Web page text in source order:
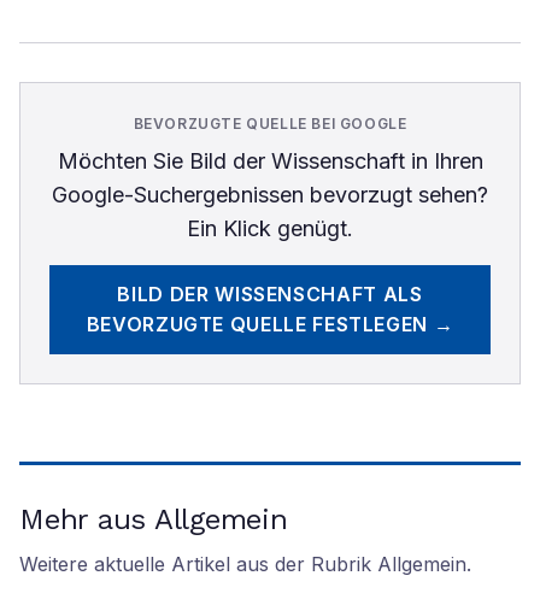
BEVORZUGTE QUELLE BEI GOOGLE
Möchten Sie Bild der Wissenschaftin Ihren
Google-Suchergebnissen bevorzugt sehen?
Ein Klick genügt.
BILD DER WISSENSCHAFT ALS
BEVORZUGTE QUELLE FESTLEGEN →
Mehr aus Allgemein
Weitere aktuelle Artikel aus der Rubrik Allgemein.